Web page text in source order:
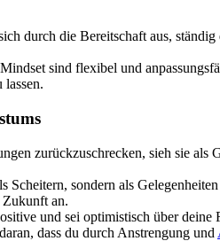
durch die Bereitschaft aus,
sind flexibel und
zurückzuschrecken, sieh sie
Scheitern, sondern als
Zukunft an.
und sei optimistisch über
dass du durch Anstrengung und